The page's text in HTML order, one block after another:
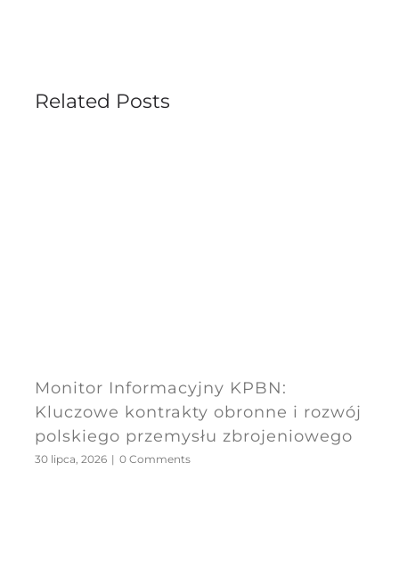
Related Posts
Monitor Informacyjny KPBN:
Kluczowe kontrakty obronne i rozwój
polskiego przemysłu zbrojeniowego
30 lipca, 2026 | 0 Comments